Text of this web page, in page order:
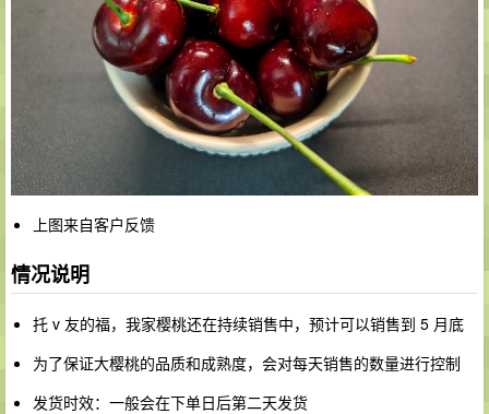
上图来自客户反馈
情况说明
托 v 友的福，我家樱桃还在持续销售中，预计可以销售到 5 月底
为了保证大樱桃的品质和成熟度，会对每天销售的数量进行控制
发货时效：一般会在下单日后第二天发货